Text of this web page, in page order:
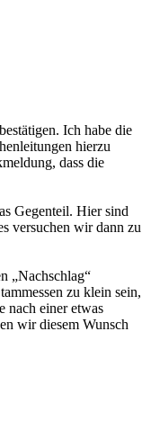
Ich habe die
hierzu
dass die
Gegenteil. Hier sind
versuchen wir dann zu
„Nachschlag“
zu klein sein,
nach einer etwas
wir diesem Wunsch